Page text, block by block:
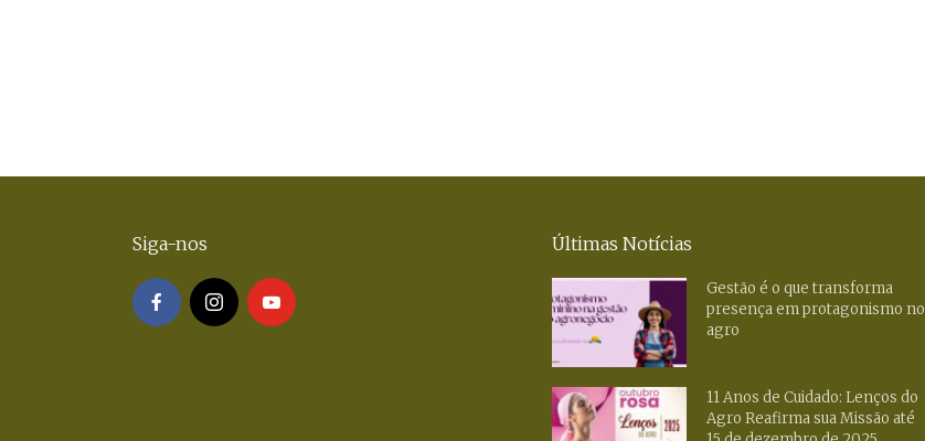
Siga-nos Últimas Notícias
Gestão é o que transforma
presença em protagonismo no
agro
11 Anos de Cuidado: Lenços do
Agro Reafirma sua Missão até